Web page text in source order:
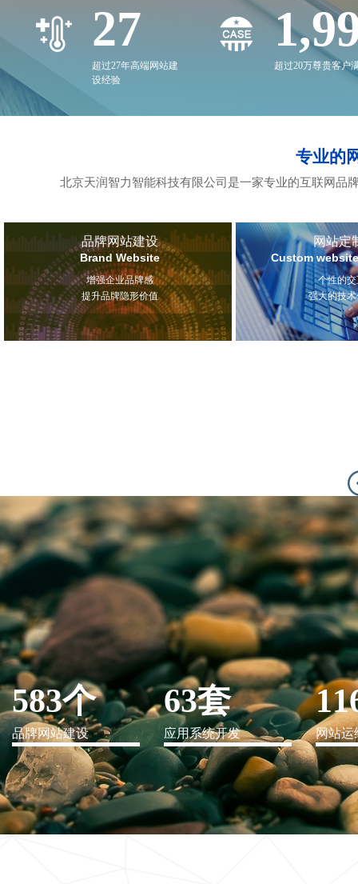
27
超过27年高端网站建
设经验
超过20万尊贵客户
专业的
北京天润智力智能科技有限公司是一家专业的互联网品
品牌网站建设
Brand Website
增强企业品牌感
提升品牌隐形价值
网站定
Custom
个性的
强大的技
IT行业解决方案
信息爆炸时代，信息传递是否做到更新、更全、更
快
583个
品牌网站建设
63套
应用系统开发 网站运